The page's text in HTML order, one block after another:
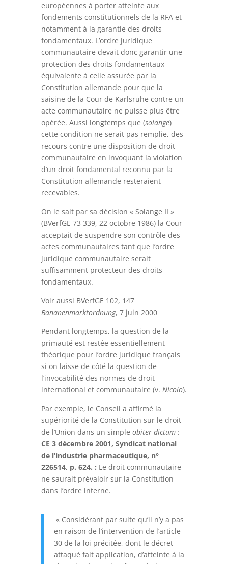
européennes à porter atteinte aux
fondements constitutionnels de la RFA et
notamment à la garantie des droits
fondamentaux. L’ordre juridique
communautaire devait donc garantir une
protection des droits fondamentaux
équivalente à celle assurée par la
Constitution allemande pour que la
saisine de la Cour de Karlsruhe contre un
acte communautaire ne puisse plus être
opérée. Aussi longtemps que (solange)
cette condition ne serait pas remplie, des
recours contre une disposition de droit
communautaire en invoquant la violation
d’un droit fondamental reconnu par la
Constitution allemande resteraient
recevables.
On le sait par sa décision « Solange II »
(BVerfGE 73 339, 22 octobre 1986) la Cour
acceptait de suspendre son contrôle des
actes communautaires tant que l’ordre
juridique communautaire serait
suffisamment protecteur des droits
fondamentaux.
Voir aussi BVerfGE 102, 147
Bananenmarktordnung, 7 juin 2000
Pendant longtemps, la question de la
primauté est restée essentiellement
théorique pour l’ordre juridique français
si on laisse de côté la question de
l’invocabilité des normes de droit
international et communautaire (v. Nicolo).
Par exemple, le Conseil a affirmé la
supériorité de la Constitution sur le droit
de l’Union dans un simple obiter dictum :
CE 3 décembre 2001, Syndicat national
de l’industrie pharmaceutique, n°
226514, p. 624. : Le droit communautaire
ne saurait prévaloir sur la Constitution
dans l’ordre interne.
« Considérant par suite qu’il n’y a pas
en raison de l’intervention de l’article
30 de la loi précitée, dont le décret
attaqué fait application, d’atteinte à la